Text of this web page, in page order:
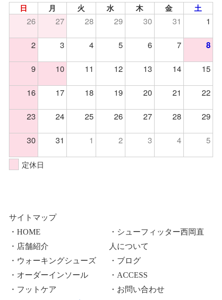
日 月 火 水 木 金 土
26 27 28 29 30 31
1
2
3 4 5 6 7 8
9 10 11 12 13 14
15
16
17 18 19 20 21
22
23
24 25 26 27 28
29
30
31 1 2 3 4 5
定休日
サイトマップ
・HOME
・店舗紹介
・ウォーキングシューズ
・オーダーインソール
・フットケア
・シューフィッター西岡直
人について
・ブログ
・ACCESS
・お問い合わせ